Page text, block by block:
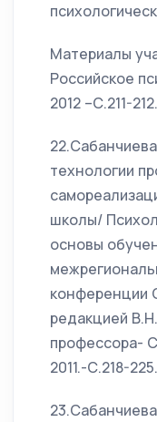
Материалы
Российское
2012 –С.211-212.
технологии
школы/
основы
редакцией
профессора-
2011.-С.218-225.